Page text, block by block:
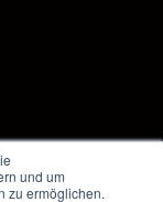
und um
zu ermöglichen.